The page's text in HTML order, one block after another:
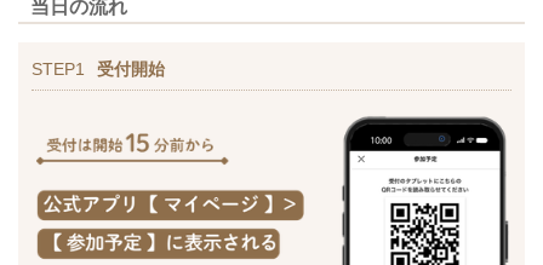
当日の流れ
STEP1 受付開始